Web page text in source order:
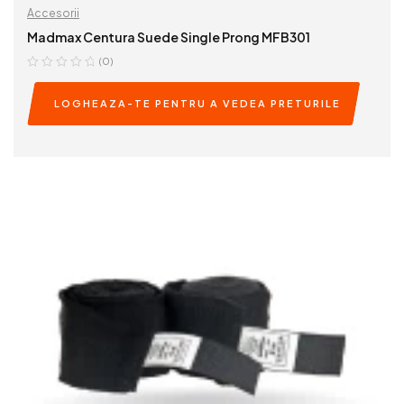
Accesorii
Madmax Centura Suede Single Prong MFB301
(0)
LOGHEAZA-TE PENTRU A VEDEA PRETURILE